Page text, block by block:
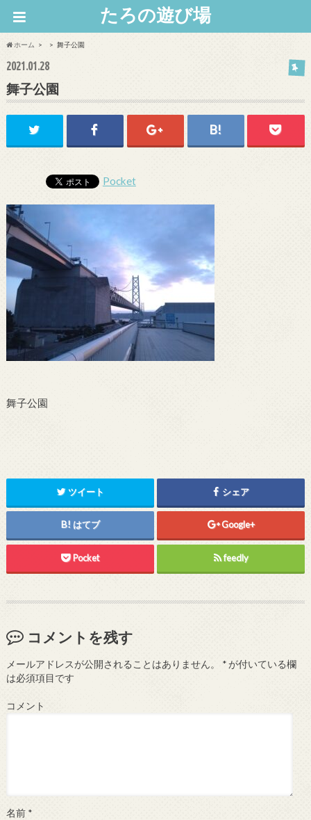
たろの遊び場
ホーム 舞子公園
2021.01.28
舞子公園
Pocket
舞子公園
ツイート シェア
はてブ Google+
Pocket feedly
コメントを残す
メールアドレスが公開されることはありません。 *が付いている欄
は必須項目です
コメント
名前 *